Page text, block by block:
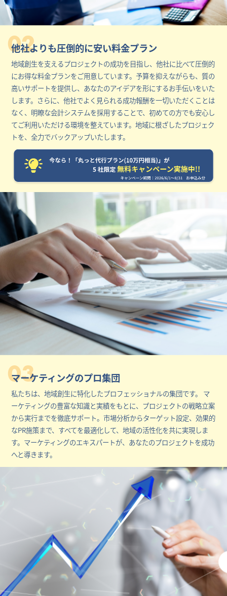
02
他社よりも圧倒的に安い料金プラン
地域創生を支えるプロジェクトの成功を目指し、他社に比べて圧倒的
にお得な料金プランをご用意しています。予算を抑えながらも、質の
高いサポートを提供し、あなたのアイデアを形にするお手伝いをいた
します。さらに、他社でよく見られる成功報酬を一切いただくことは
なく、明瞭な会計システムを採用することで、初めての方でも安心し
てご利用いただける環境を整えています。地域に根ざしたプロジェク
トを、全力でバックアップいたします。
03
マーケティングのプロ集団
私たちは、地域創生に特化したプロフェッショナルの集団です。 マ
ーケティングの豊富な知識と実績をもとに、プロジェクトの戦略立案
から実行までを徹底サポート。市場分析からターゲット設定、効果的
なPR施策まで、すべてを最適化して、地域の活性化を共に実現しま
す。マーケティングのエキスパートが、あなたのプロジェクトを成功
へと導きます。